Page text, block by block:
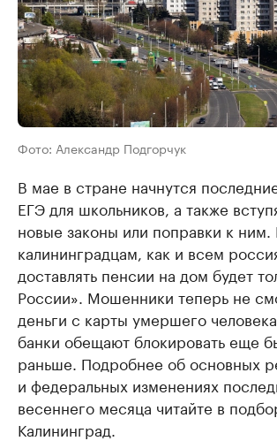
Фото: Александр Подгорчук
В мае в стране начнутся
ЕГЭ для школьников, а также
новые законы или поправки к ним.
калининградцам, как и всем
доставлять пенсии на дом будет
России». Мошенники теперь не
деньги с карты умершего
банки обещают блокировать еще
раньше. Подробнее об основных
и федеральных изменениях
весеннего месяца читайте в
Калининград.